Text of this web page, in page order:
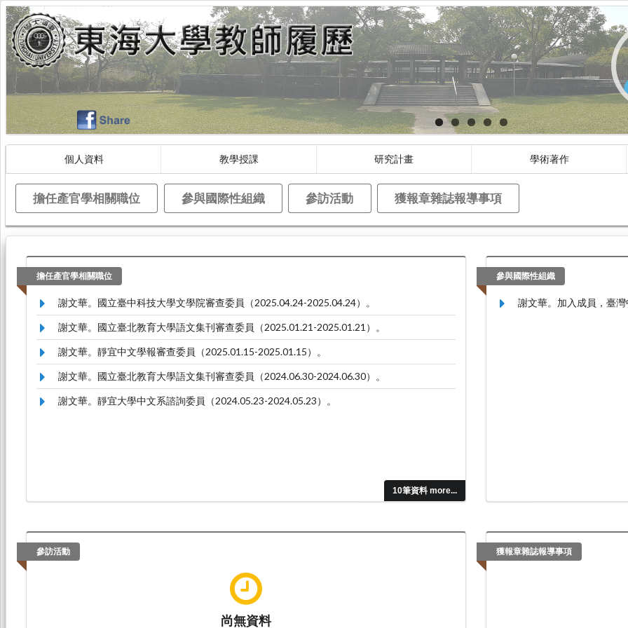
個人資料 教學授課 研究計畫 學術著作
擔任產官學相關職位 參與國際性組織 參訪活動 獲報章雜誌報導事項
擔任產官學相關職位
10筆資料 more...
謝文華。國立臺中科技大學文學院審查委員（2025.04.24-2025.04.24）。
謝文華。國立臺北教育大學語文集刊審查委員（2025.01.21-2025.01.21）。
謝文華。靜宜中文學報審查委員（2025.01.15-2025.01.15）。
謝文華。國立臺北教育大學語文集刊審查委員（2024.06.30-2024.06.30）。
謝文華。靜宜大學中文系諮詢委員（2024.05.23-2024.05.23）。
參與國際性組織
謝文華。加入成員，臺
參訪活動
尚無資料
獲報章雜誌報導事項